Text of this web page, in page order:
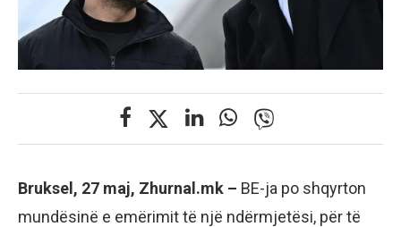
Bruksel, 27 maj, Zhurnal.mk – BE-ja po shqyrton
mundësinë e emërimit të një ndërmjetësi, për të